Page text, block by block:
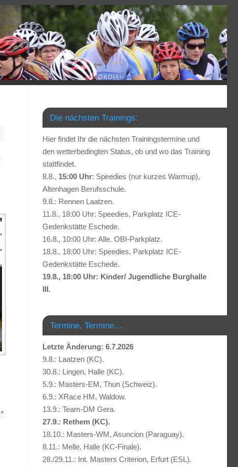
»
Die nächsten Trainings:
Hier findet Ihr die nächsten Trainingstermine und
den wetterbedingten Status, ob und wo das Training
stattfindet.
8.8., 15:00 Uhr: Speedies (nur kurzes Warmup),
Altenhagen Berufsschule.
9.8.: Rennen Laatzen.
11.8., 18:00 Uhr: Speedies, Parkplatz ICE-
Gedenkstätte Eschede.
16.8., 10:00 Uhr: Alle. OBI-Parkplatz.
18.8., 18:00 Uhr: Speedies, Parkplatz ICE-
Gedenkstätte Eschede.
19.8., 18:00 Uhr: Kinder/ Jugendliche Burghalle
III.
Termine, Termine…
Letzte Änderung: 6.7.2026
9.8.: Laatzen (KC).
30.8.: Lingen, Halle (KC).
5.9.: Masters-EM, Thun (Schweiz).
6.9.: XRace HM, Waldow.
13.9.: Team-DM Gera.
27.9.: Rethem (KC).
18.10.: Masters-WM, Asuncion (Paraguay).
8.11.: Melle, Halle (KC-Finale).
28./29.11.: Int. Masters Criterion, Erfurt (ESL).